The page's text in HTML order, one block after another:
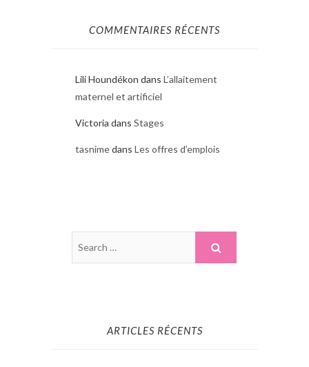
COMMENTAIRES RÉCENTS
Lili Houndékon dans L’allaitement
maternel et artificiel
Victoria dans Stages
tasnimedans Les offres d’emplois
ARTICLES RÉCENTS